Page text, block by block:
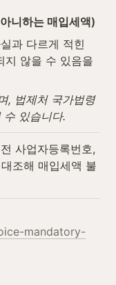
니하는 매입세액)
과 다르게 적힌
지 않을 수 있음을
, 법제처 국가법령
수 있습니다.
사업자등록번호,
조해 매입세액 불
mandatory-